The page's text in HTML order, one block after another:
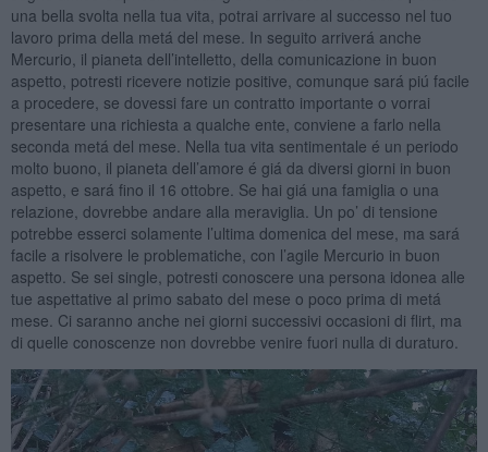
una bella svolta nella tua vita, potrai arrivare al successo nel tuo
lavoro prima della metá del mese. In seguito arriverá anche
Mercurio, il pianeta dell’intelletto, della comunicazione in buon
aspetto, potresti ricevere notizie positive, comunque sará piú facile
a procedere, se dovessi fare un contratto importante o vorrai
presentare una richiesta a qualche ente, conviene a farlo nella
seconda metá del mese. Nella tua vita sentimentale é un periodo
molto buono, il pianeta dell’amore é giá da diversi giorni in buon
aspetto, e sará fino il 16 ottobre. Se hai giá una famiglia o una
relazione, dovrebbe andare alla meraviglia. Un po’ di tensione
potrebbe esserci solamente l’ultima domenica del mese, ma sará
facile a risolvere le problematiche, con l’agile Mercurio in buon
aspetto. Se sei single, potresti conoscere una persona idonea alle
tue aspettative al primo sabato del mese o poco prima di metá
mese. Ci saranno anche nei giorni successivi occasioni di flirt, ma
di quelle conoscenze non dovrebbe venire fuori nulla di duraturo.